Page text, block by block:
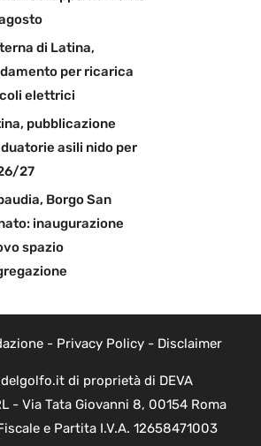
di Latina,
per ricarica
elettrici
pubblicazione
asili nido per
27
Borgo San
inaugurazione
spazio
- Privacy Policy- Disclaimer
di proprietà di DEVA
- Via Tata Giovanni 8, 00154 Roma
e Partita I.V.A. 12658471003